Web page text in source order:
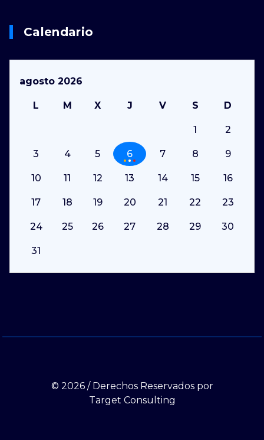
Calendario
agosto 2026
L M X J V S D
1 2
3 4 5 6 7 8 9
10 11 12 13 14 15 16
17 18 19 20 21 22 23
24 25 26 27 28 29 30
31
© 2026 / Derechos Reservados por
Target Consulting